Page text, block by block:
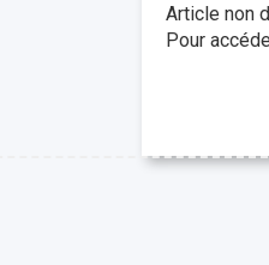
Article non
Pour